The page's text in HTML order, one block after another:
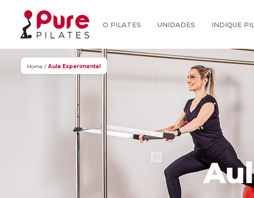
O PILATES UNIDADES INDIQUE
Home / Aula Experimental